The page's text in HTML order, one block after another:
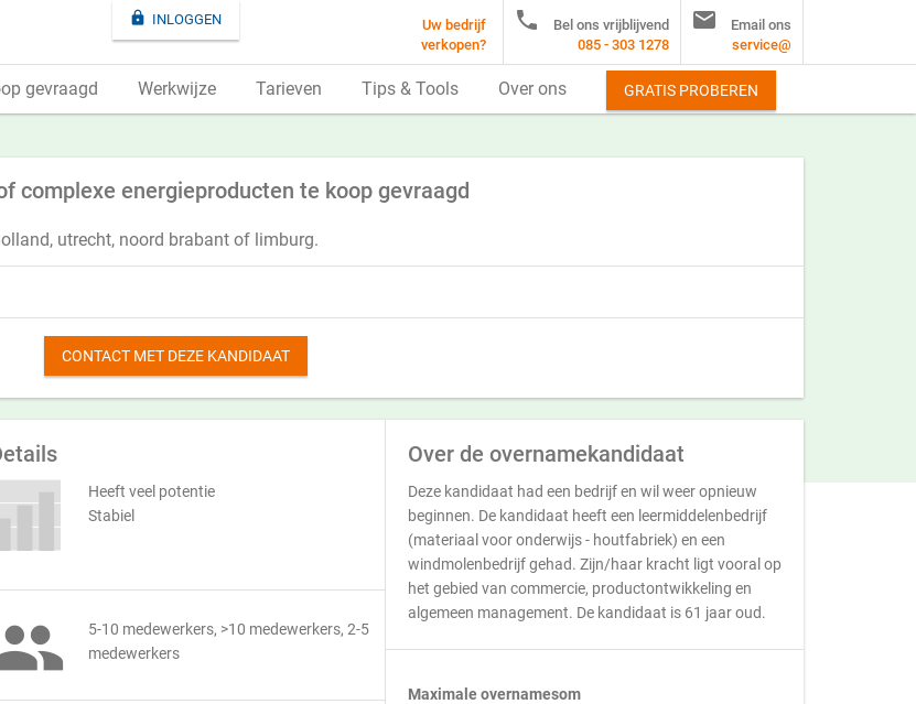
complexe energieproducten te koop gevraagd
utrecht, noord brabant of limburg.
CONTACT MET DEZE KANDIDAAT
Heeft veel potentie
Stabiel
5-10 medewerkers, >10 medewerkers, 2-5
medewerkers
Over de overnamekandidaat
Deze kandidaat had een bedrijf en wil weer opnieuw
beginnen. De kandidaat heeft een leermiddelenbedrijf
(materiaal voor onderwijs - houtfabriek) en een
windmolenbedrijf gehad. Zijn/haar kracht ligt vooral op
het gebied van commercie, productontwikkeling en
algemeen management. De kandidaat is 61 jaar oud.
Maximale overnamesom
 INLOGGEN
Uw bedrijf
verkopen?

Bel ons vrijblijvend
085 - 303 1278

Email ons
service@
gevraagd Werkwijze Tarieven Tips & Tools Over ons GRATIS PROBEREN